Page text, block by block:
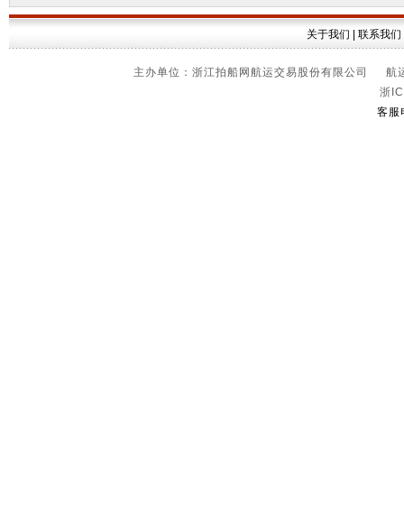
关于我们 联系我们
主办单位：浙江拍船网航运交易股份有限公司
浙
客服